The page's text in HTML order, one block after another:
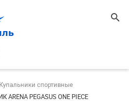
search
Купальники спортивные
PEGASUS ONE PIECE